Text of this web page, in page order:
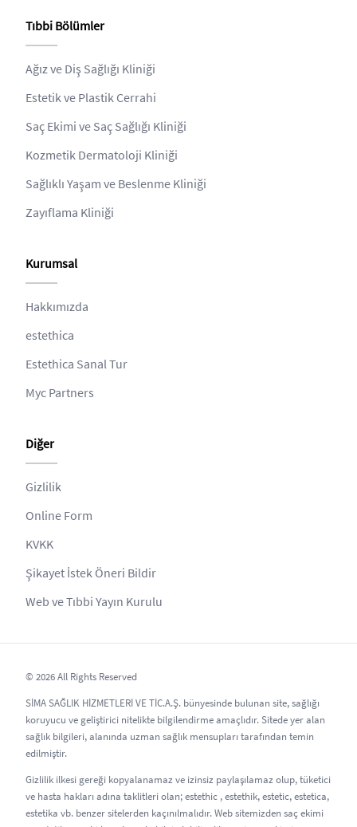
Tıbbi Bölümler
Ağız ve Diş Sağlığı Kliniği
Estetik ve Plastik Cerrahi
Saç Ekimi ve Saç Sağlığı Kliniği
Kozmetik Dermatoloji Kliniği
Sağlıklı Yaşam ve Beslenme Kliniği
Zayıflama Kliniği
Kurumsal
Hakkımızda
estethica
Estethica Sanal Tur
Myc Partners
Diğer
Gizlilik
Online Form
KVKK
Şikayet İstek Öneri Bildir
Web ve Tıbbi Yayın Kurulu
© 2026 All Rights Reserved
SİMA SAĞLIK HİZMETLERİ VE TİC.A.Ş. bünyesinde bulunan site, sağlığı
koruyucu ve geliştirici nitelikte bilgilendirme amaçlıdır. Sitede yer alan
sağlık bilgileri, alanında uzman sağlık mensupları tarafından temin
edilmiştir.
Gizlilik ilkesi gereği kopyalanamaz ve izinsiz paylaşılamaz olup, tüketici
ve hasta hakları adına taklitleri olan; estethic , estethik, estetic, estetica,
estetika vb. benzer sitelerden kaçınılmalıdır. Web sitemizden saç ekimi